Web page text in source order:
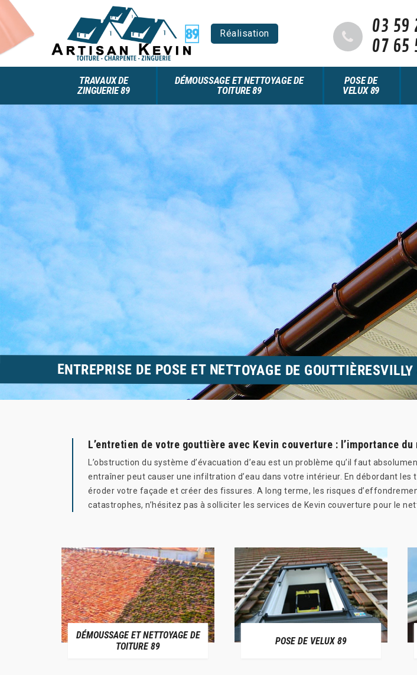
Réalisation
03 59
07 65
TRAVAUX DE
ZINGUERIE 89
DÉMOUSSAGE ET NETTOYAGE DE
TOITURE 89
POSE DE
VELUX 89
ENTREPRISE DE POSE ET NETTOYAGE DE
L’entretien de votre gouttière avec Kevin couverture : l’importance du
L’obstruction du système d’évacuation d’eau est un problème qu’il faut
entraîner peut causer une infiltration d’eau dans votre intérieur. En débordant
éroder votre façade et créer des fissures. A long terme, les risques
catastrophes, n’hésitez pas à solliciter les services de Kevin couverture pour le
DÉMOUSSAGE ET NETTOYAGE DE
TOITURE 89
POSE DE VELUX 89